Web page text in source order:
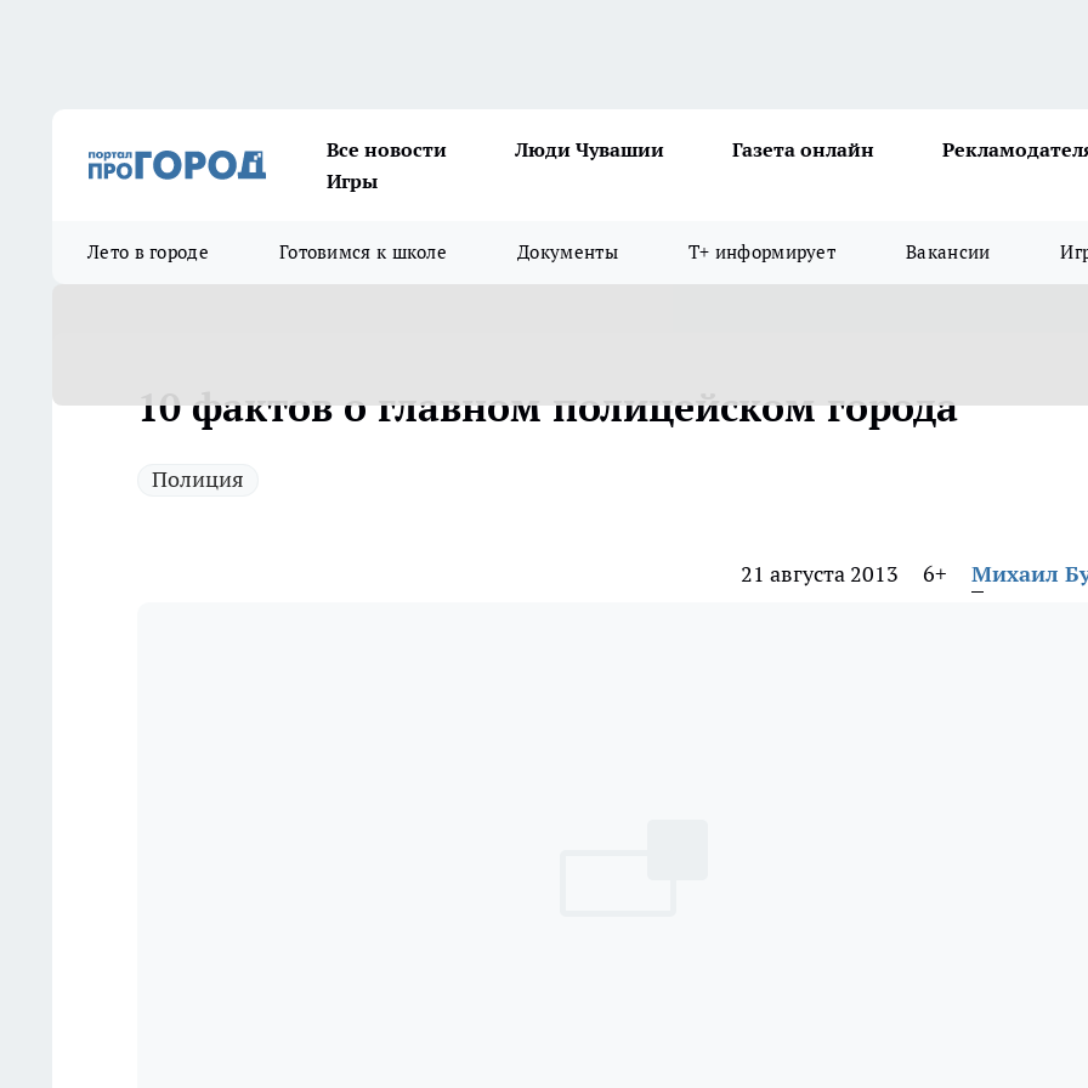
Все новости Люди Чувашии Газета онлайн
Игры
Лето в городе Готовимся к школе Документы Т+ информирует Вакансии
10 фактов о главном полицейском города
Полиция
21 августа 2013 6+ Михаил